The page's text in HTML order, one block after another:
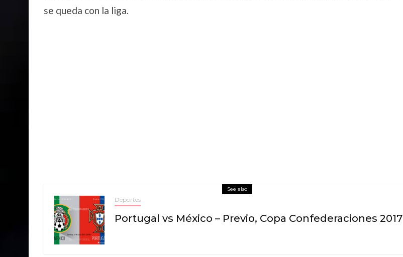
se queda con la liga.
See also
Deportes
Portugal vs México – Previo, Copa Confederaciones 2017